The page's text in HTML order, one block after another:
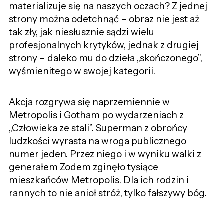
materializuje się na naszych oczach? Z jednej
strony można odetchnąć – obraz nie jest aż
tak zły, jak niesłusznie sądzi wielu
profesjonalnych krytyków, jednak z drugiej
strony – daleko mu do dzieła „skończonego”,
wyśmienitego w swojej kategorii.
Akcja rozgrywa się naprzemiennie w
Metropolis i Gotham po wydarzeniach z
„Człowieka ze stali”. Superman z obrońcy
ludzkości wyrasta na wroga publicznego
numer jeden. Przez niego i w wyniku walki z
generałem Zodem zginęło tysiące
mieszkańców Metropolis. Dla ich rodzin i
rannych to nie anioł stróż, tylko fałszywy bóg.